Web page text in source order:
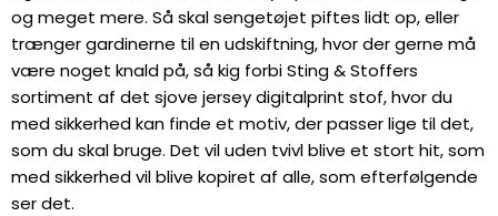
og meget mere. Så skal sengetøjet piftes lidt op, eller
trænger gardinerne til en udskiftning, hvor der gerne må
være noget knald på, så kig forbi Sting & Stoffers
sortiment af det sjove jersey digitalprint stof, hvor du
med sikkerhed kan finde et motiv, der passer lige til det,
som du skal bruge. Det vil uden tvivl blive et stort hit, som
med sikkerhed vil blive kopiret af alle, som efterfølgende
ser det.